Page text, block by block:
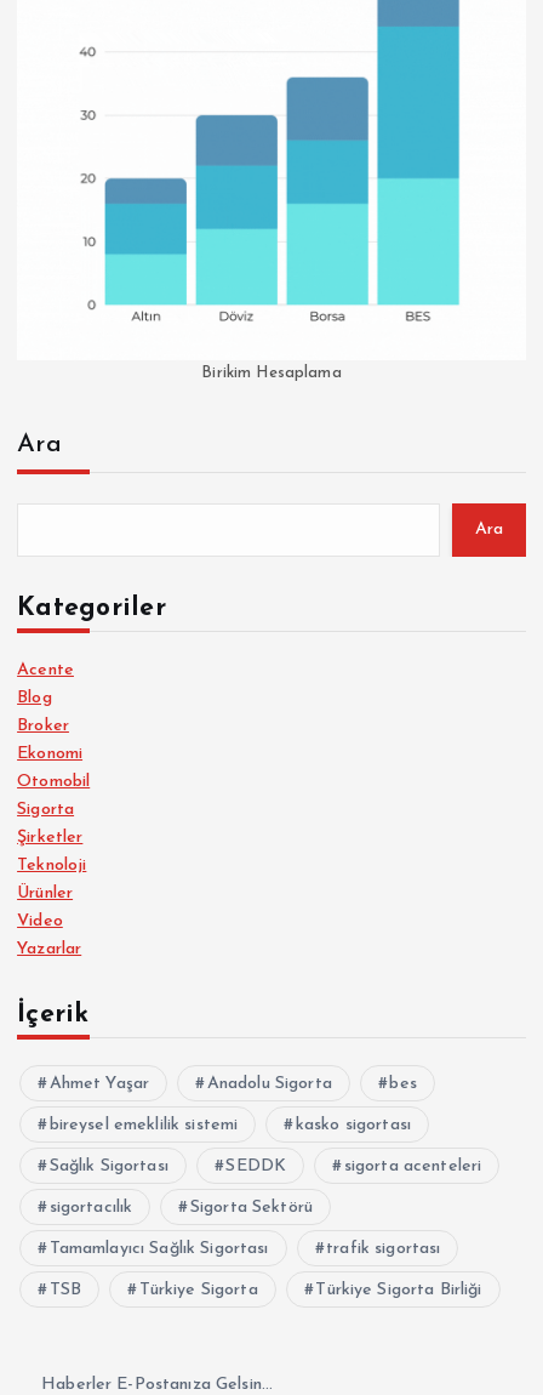
Birikim Hesaplama
Ara
Ara
Kategoriler
Acente
Blog
Broker
Ekonomi
Otomobil
Sigorta
Şirketler
Teknoloji
Ürünler
Video
Yazarlar
İçerik
Ahmet Yaşar Anadolu Sigorta bes
bireysel emeklilik sistemi kasko sigortası
Sağlık Sigortası SEDDK sigorta acenteleri
sigortacılık Sigorta Sektörü
Tamamlayıcı Sağlık Sigortası trafik sigortası
TSB Türkiye Sigorta Türkiye Sigorta Birliği
Haberler E-Postanıza Gelsin...